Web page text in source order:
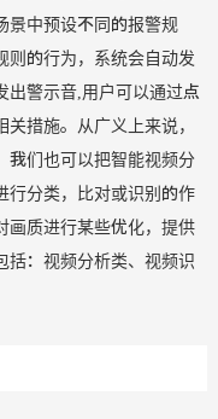
景中预设不同的报警规
则的行为，系统会自动发
出警示音,用户可以通过点
措施。从广义上来说，
我们也可以把智能视频分
行分类，比对或识别的作
画质进行某些优化，提供
括：视频分析类、视频识